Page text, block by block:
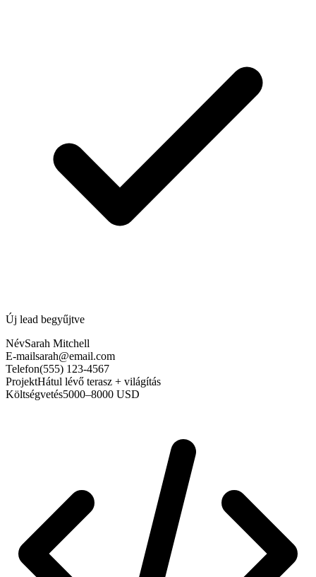
Új lead begyűjtve
NévSarah Mitchell
E-mailsarah@email.com
Telefon(555) 123-4567
ProjektHátul lévő terasz + világítás
Költségvetés5000–8000 USD